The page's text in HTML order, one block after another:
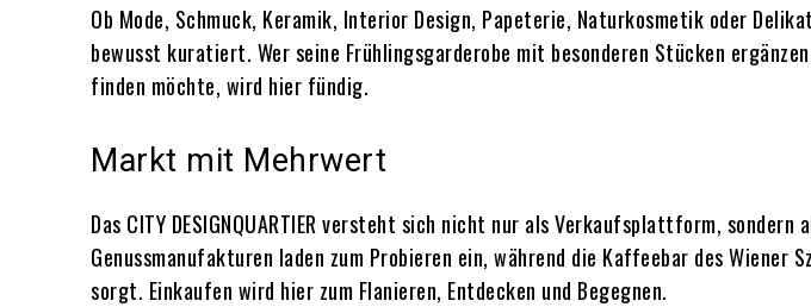
Ob Mode, Schmuck, Keramik, Interior Design, Papeterie, Naturkosmetik oder
bewusst kuratiert. Wer seine Frühlingsgarderobe mit besonderen Stücken
finden möchte, wird hier fündig.
Markt mit Mehrwert
Das CITY DESIGNQUARTIER versteht sich nicht nur als Verkaufsplattform, sondern
Genussmanufakturen laden zum Probieren ein, während die Kaffeebar des Wiener
sorgt. Einkaufen wird hier zum Flanieren, Entdecken und Begegnen.